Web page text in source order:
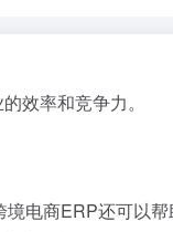
效率和竞争力。
电商ERP还可以